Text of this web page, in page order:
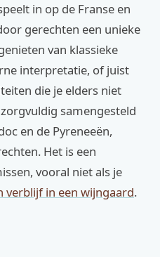
in op de Franse en
gerechten een unieke
van klassieke
interpretatie, of juist
die je elders niet
samengesteld
en de Pyreneeën,
Het is een
vooral niet als je
verblijf in een wijngaard.